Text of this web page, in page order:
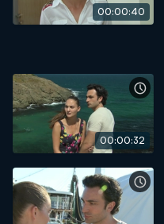
00:00:40
00:00:32